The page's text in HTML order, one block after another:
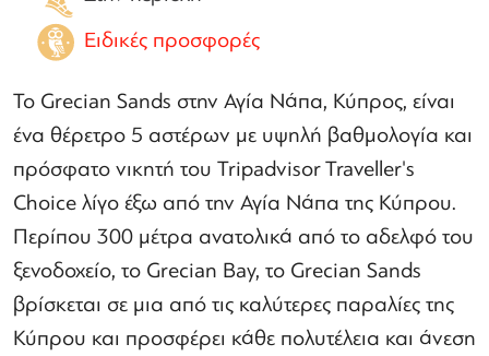
Ειδικές προσφορές
Το Grecian Sands στην Αγία Νάπα, Κύπρος, είναι
ένα θέρετρο 5 αστέρων με υψηλή βαθμολογία και
πρόσφατο νικητή του Tripadvisor Traveller's
Choice λίγο έξω από την Αγία Νάπα της Κύπρου.
Περίπου 300 μέτρα ανατολικά από το αδελφό του
ξενοδοχείο, το Grecian Bay, το Grecian Sands
βρίσκεται σε μια από τις καλύτερες παραλίες της
Κύπρου και προσφέρει κάθε πολυτέλεια και άνεση